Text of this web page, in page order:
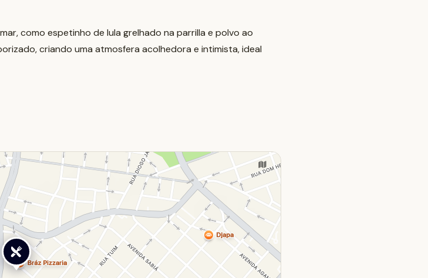
como espetinho de lula grelhado na parrilla e polvo ao
criando uma atmosfera acolhedora e intimista, ideal